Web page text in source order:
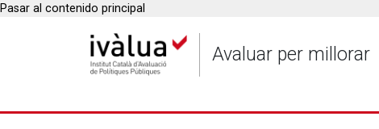
Pasar al contenido principal
Avaluar per millorar